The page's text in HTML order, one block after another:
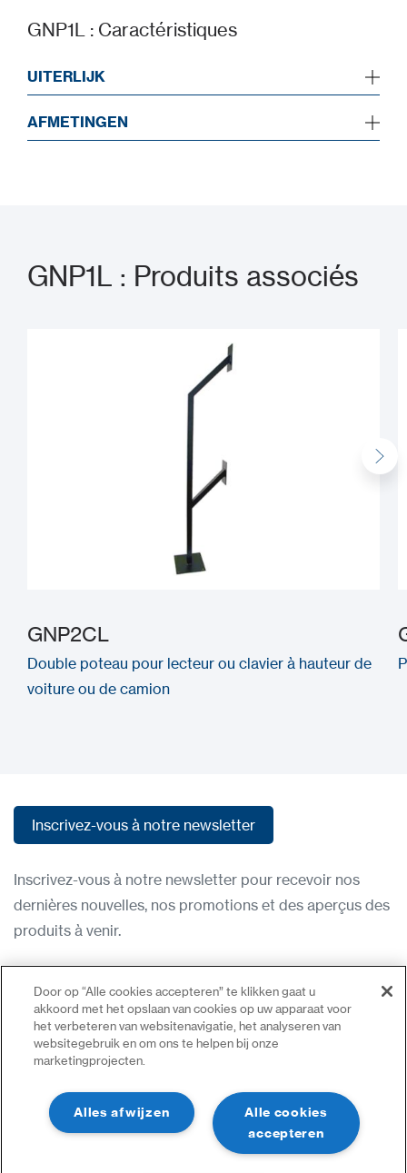
GNP1L : Caractéristiques
UITERLIJK
AFMETINGEN
GNP1L : Produits associés
GNP2CL
Double poteau pour lecteur ou clavier à hauteur de
voiture ou de camion
Inscrivez-vous à notre newsletter
Inscrivez-vous à notre newsletter pour recevoir nos
dernières nouvelles, nos promotions et des aperçus des
produits à venir.
Condititions d'utilisation
Politique de confidentialité
Nous contacter
Se connecter
Plan du site
Door op “Alle cookies accepteren” te klikken gaat u
akkoord met het opslaan van cookies op uw apparaat voor
het verbeteren van websitenavigatie, het analyseren van
websitegebruik en om ons te helpen bij onze
marketingprojecten.
Alle cookies
accepteren
Alles afwijzen